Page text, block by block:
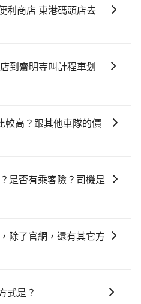
前往高鐵站！從最早05:50
最多有58班次高鐵可搭
，步行進站、現場購票並
再乘坐94~113分鐘（平均
900元後，抵達齋明寺 (桃
加上轉車時間共3小時57分
換句話說，臨時要叫小黃的
縱使幸運攔到一輛小黃了，
1,580元，費時3小時37分
車，不僅每人至少額外負
共乘服務，最多可再節省
利商店 東港碼頭店去
司，如果不想額外花時間
想花6,830元叫計程車前往
到齋明寺叫計程車划
攔不到車，也可考慮打電
汽車行、東中計程車、小
約，或偏好臨時叫車，那
約370輛，計程車密度為雙
建議最好先上網預約，以
無論在價格或服務品質
高？跟其他車隊的價
業者，有以短程與城市為
Taxi、Uber，機場接送
不論從哪邊去哪裡（當然
頭店去齋明寺），全台保證
是否有乘客險？司機是
入隊服務，所提供之車輛
確保您的乘車安全。
除了官網，還有其它方
安卓系統手機還能下載app
式是？